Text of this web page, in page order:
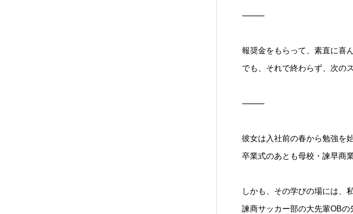
⸻
報奨金をもらって、素直に喜
でも、それで終わらず、次の
⸻
彼女は入社前の春から勉強を始
卒業式のあとも母校・諫早商
しかも、その学びの場には、
諫商サッカー部の大先輩OBの